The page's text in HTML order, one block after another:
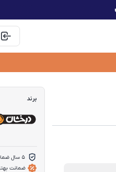
برند
5 سال ضمانت درخشان سرویس
ضمانت